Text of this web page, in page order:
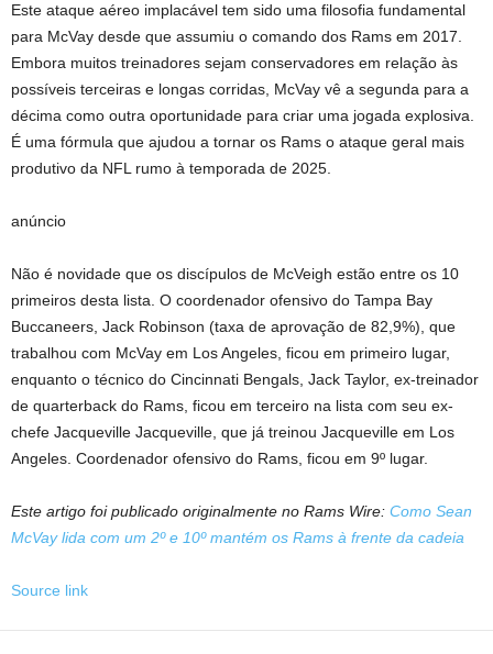
Este ataque aéreo implacável tem sido uma filosofia fundamental
para McVay desde que assumiu o comando dos Rams em 2017.
Embora muitos treinadores sejam conservadores em relação às
possíveis terceiras e longas corridas, McVay vê a segunda para a
décima como outra oportunidade para criar uma jogada explosiva.
É uma fórmula que ajudou a tornar os Rams o ataque geral mais
produtivo da NFL rumo à temporada de 2025.
anúncio
Não é novidade que os discípulos de McVeigh estão entre os 10
primeiros desta lista. O coordenador ofensivo do Tampa Bay
Buccaneers, Jack Robinson (taxa de aprovação de 82,9%), que
trabalhou com McVay em Los Angeles, ficou em primeiro lugar,
enquanto o técnico do Cincinnati Bengals, Jack Taylor, ex-treinador
de quarterback do Rams, ficou em terceiro na lista com seu ex-
chefe Jacqueville Jacqueville, que já treinou Jacqueville em Los
Angeles. Coordenador ofensivo do Rams, ficou em 9º lugar.
Este artigo foi publicado originalmente no Rams Wire: Como Sean
McVay lida com um 2º e 10º mantém os Rams à frente da cadeia
Source link